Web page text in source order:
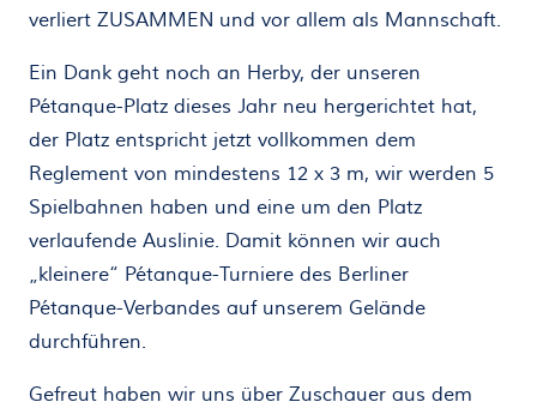
verliert ZUSAMMEN und vor allem als Mannschaft.
Ein Dank geht noch an Herby, der unseren
Pétanque-Platz dieses Jahr neu hergerichtet hat,
der Platz entspricht jetzt vollkommen dem
Reglement von mindestens 12 x 3 m, wir werden 5
Spielbahnen haben und eine um den Platz
verlaufende Auslinie. Damit können wir auch
„kleinere“ Pétanque-Turniere des Berliner
Pétanque-Verbandes auf unserem Gelände
durchführen.
Gefreut haben wir uns über Zuschauer aus dem